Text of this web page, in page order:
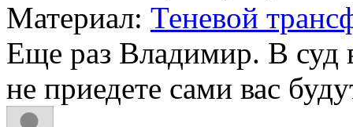
Материал: Теневой
Еще раз Владимир. В суд
не приедете сами вас